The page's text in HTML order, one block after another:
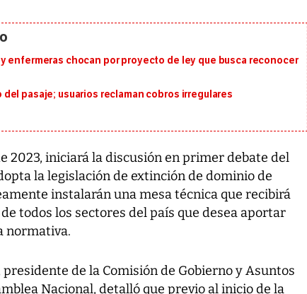
enfermeras chocan por proyecto de ley que busca reconocer
pasaje; usuarios reclaman cobros irregulares
2023, iniciará la discusión en primer debate del
la legislación de extinción de dominio de
instalarán una mesa técnica que recibirá
todos los sectores del país que desea aportar
normativa.
de la Comisión de Gobierno y Asuntos
Nacional, detalló que previo al inicio de la
referencias hacia sus adversarios, el
candidatura...